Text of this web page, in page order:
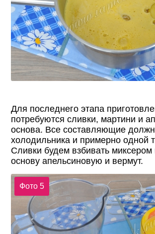
Для последнего этапа
потребуются сливки, мартини и
основа. Все составляющие
холодильника и примерно одной
Сливки будем взбивать миксером
основу апельсиновую и вермут.
Фото 5